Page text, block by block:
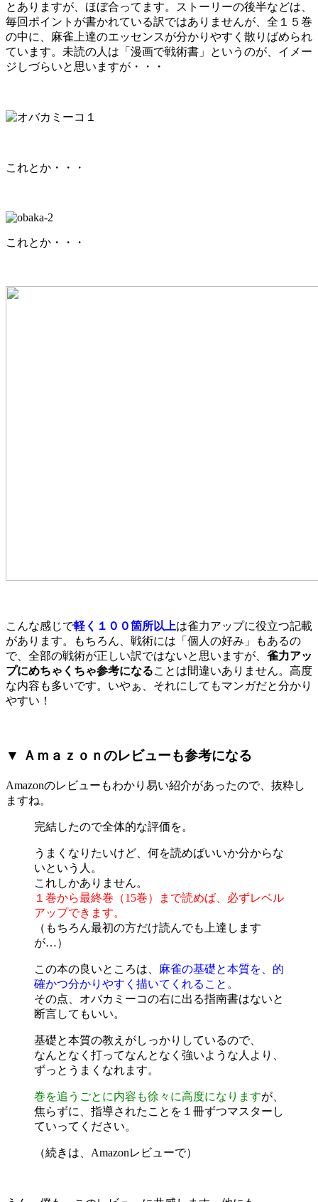
とありますが、ほぼ合ってます。ストーリーの後半などは、
毎回ポイントが書かれている訳ではありませんが、全１５巻
の中に、麻雀上達のエッセンスが分かりやすく散りばめられ
ています。未読の人は「漫画で戦術書」というのが、イメー
ジしづらいと思いますが・・・
これとか・・・
これとか・・・
こんな感じで軽く１００箇所以上は雀力アップに役立つ記載
があります。もちろん、戦術には「個人の好み」もあるの
で、全部の戦術が正しい訳ではないと思いますが、 雀力アッ
プにめちゃくちゃ参考になることは間違いありません。高度
な内容も多いです。いやぁ、それにしてもマンガだと分かり
やすい！
▼ Ａｍａｚｏｎのレビューも参考になる
Amazonのレビューもわかり易い紹介があったので、抜粋し
ますね。
完結したので全体的な評価を。
うまくなりたいけど、何を読めばいいか分からな
いという人。
これしかありません。
１巻から最終巻（15巻）まで読めば、必ずレベル
アップできます。
（もちろん最初の方だけ読んでも上達します
が…）
この本の良いところは、 麻雀の基礎と本質を、的
確かつ分かりやすく描いてくれること。
その点、オバカミーコの右に出る指南書はないと
断言してもいい。
基礎と本質の教えがしっかりしているので、
なんとなく打ってなんとなく強いような人より、
ずっとうまくなれます。
巻を追うごとに内容も徐々に高度になりますが、
焦らずに、指導されたことを１冊ずつマスターし
ていってください。
（続きは、Amazonレビューで）